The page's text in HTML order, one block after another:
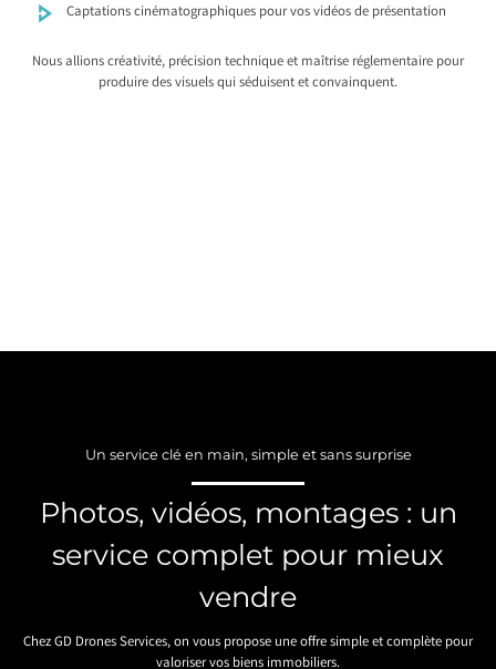
Captations cinématographiques pour vos vidéos de présentation
Nous allions créativité, précision technique et maîtrise réglementaire pour
produire des visuels qui séduisent et convainquent.
Un service clé en main, simple et sans surprise
Photos, vidéos, montages : un
service complet pour mieux
vendre
Chez GD Drones Services, on vous propose une offre simple et complète pour
valoriser vos biens immobiliers.